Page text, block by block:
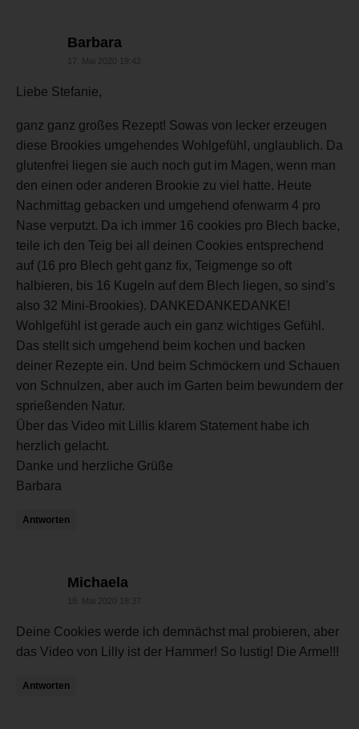
Barbara
17. Mai 2020 19:42
Liebe Stefanie,
ganz ganz großes Rezept! Sowas von lecker erzeugen
diese Brookies umgehendes Wohlgefühl, unglaublich. Da
glutenfrei liegen sie auch noch gut im Magen, wenn man
den einen oder anderen Brookie zu viel hatte. Heute
Nachmittag gebacken und umgehend ofenwarm 4 pro
Nase verputzt. Da ich immer 16 cookies pro Blech backe,
teile ich den Teig bei all deinen Cookies entsprechend
auf (16 pro Blech geht ganz fix, Teigmenge so oft
halbieren, bis 16 Kugeln auf dem Blech liegen, so sind’s
also 32 Mini-Brookies). DANKEDANKEDANKE!
Wohlgefühl ist gerade auch ein ganz wichtiges Gefühl.
Das stellt sich umgehend beim kochen und backen
deiner Rezepte ein. Und beim Schmöckern und Schauen
von Schnulzen, aber auch im Garten beim bewundern der
sprießenden Natur.
Über das Video mit Lillis klarem Statement habe ich
herzlich gelacht.
Danke und herzliche Grüße
Barbara
Antworten
Michaela
18. Mai 2020 18:37
Deine Cookies werde ich demnächst mal probieren, aber
das Video von Lilly ist der Hammer! So lustig! Die Arme!!!
Antworten